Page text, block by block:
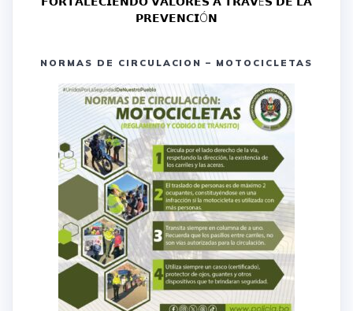
𝗣𝗥𝗘𝗩𝗘𝗡𝗖𝗜Ó𝗡
NORMAS DE CIRCULACION – MOTOCICLETAS